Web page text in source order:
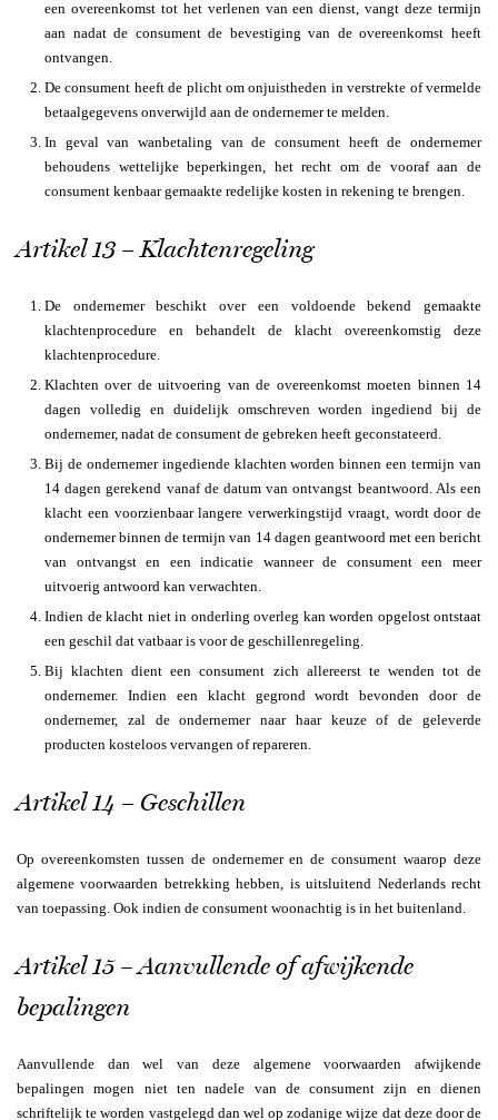
een overeenkomst tot het verlenen van een dienst, vangt deze termijn
aan nadat de consument de bevestiging van de overeenkomst heeft
ontvangen.
De consument heeft de plicht om onjuistheden in verstrekte of vermelde
betaalgegevens onverwijld aan de ondernemer te melden.
In geval van wanbetaling van de consument heeft de ondernemer
behoudens wettelijke beperkingen, het recht om de vooraf aan de
consument kenbaar gemaakte redelijke kosten in rekening te brengen.
Artikel 13 – Klachtenregeling
De ondernemer beschikt over een voldoende bekend gemaakte
klachtenprocedure en behandelt de klacht overeenkomstig deze
klachtenprocedure.
Klachten over de uitvoering van de overeenkomst moeten binnen 14
dagen volledig en duidelijk omschreven worden ingediend bij de
ondernemer, nadat de consument de gebreken heeft geconstateerd.
Bij de ondernemer ingediende klachten worden binnen een termijn van
14 dagen gerekend vanaf de datum van ontvangst beantwoord. Als een
klacht een voorzienbaar langere verwerkingstijd vraagt, wordt door de
ondernemer binnen de termijn van 14 dagen geantwoord met een bericht
van ontvangst en een indicatie wanneer de consument een meer
uitvoerig antwoord kan verwachten.
Indien de klacht niet in onderling overleg kan worden opgelost ontstaat
een geschil dat vatbaar is voor de geschillenregeling.
Bij klachten dient een consument zich allereerst te wenden tot de
ondernemer. Indien een klacht gegrond wordt bevonden door de
ondernemer, zal de ondernemer naar haar keuze of de geleverde
producten kosteloos vervangen of repareren.
Artikel 14 – Geschillen
Op overeenkomsten tussen de ondernemer en de consument waarop deze
algemene voorwaarden betrekking hebben, is uitsluitend Nederlands recht
van toepassing. Ook indien de consument woonachtig is in het buitenland.
Artikel 15 – Aanvullende of afwijkende
bepalingen
Aanvullende dan wel van deze algemene voorwaarden afwijkende
bepalingen mogen niet ten nadele van de consument zijn en dienen
schriftelijk te worden vastgelegd dan wel op zodanige wijze dat deze door de